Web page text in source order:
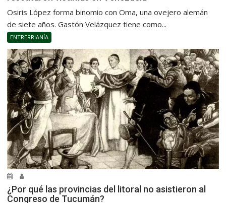
Osiris López forma binomio con Oma, una ovejero alemán
de siete años. Gastón Velázquez tiene como...
ENTRERRIANÍA
¿Por qué las provincias del litoral no asistieron al
Congreso de Tucumán?